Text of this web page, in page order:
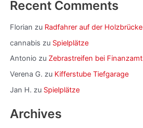
Recent Comments
Florian zu Radfahrer auf der Holzbrücke
cannabis zu Spielplätze
Antonio zu Zebrastreifen bei Finanzamt
Verena G. zu Kifferstube Tiefgarage
Jan H. zu Spielplätze
Archives